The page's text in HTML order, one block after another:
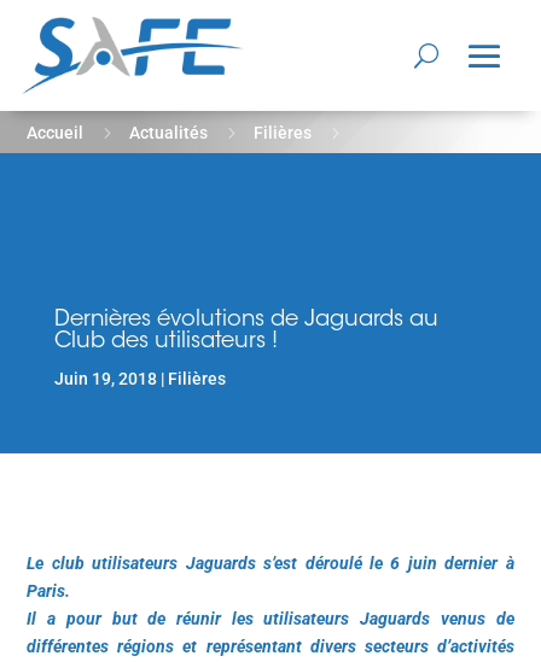
Accueil 5 Actualités 5 Filières
Dernières évolutions de Jaguards au
Club des utilisateurs !
Juin 19, 2018 Filières
Le club utilisateurs Jaguards s’est déroulé le 6 juin dernier à
Paris.
Il a pour but de réunir les utilisateurs Jaguards venus de
différentes régions et représentant divers secteurs d’activités